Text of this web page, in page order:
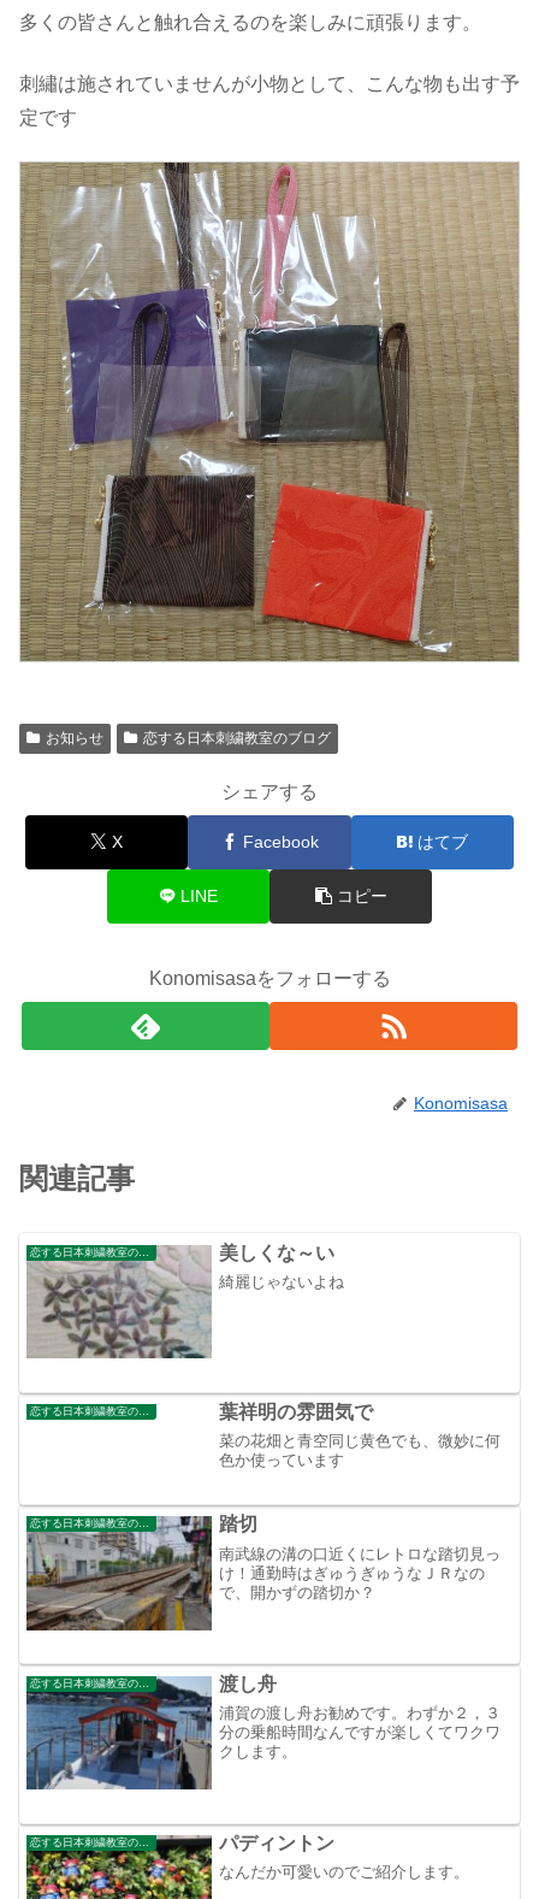
多くの皆さんと触れ合えるのを楽しみに頑張ります。
刺繡は施されていませんが小物として、こんな物も出す予
定です
お知らせ 恋する日本刺繍教室のブログ
シェアする
X Facebook はてブ
LINE コピー
Konomisasaをフォローする
Konomisasa
関連記事
美しくな～い
綺麗じゃないよね
葉祥明の雰囲気で
菜の花畑と青空同じ黄色でも、微妙に何
色か使っています
恋する日本刺繍教室のブログ 踏切
南武線の溝の口近くにレトロな踏切見っ
け！通勤時はぎゅうぎゅうなＪＲなの
で、開かずの踏切か？
渡し舟
浦賀の渡し舟お勧めです。わずか２，３
分の乗船時間なんですが楽しくてワクワ
クします。
パディントン
なんだか可愛いのでご紹介します。